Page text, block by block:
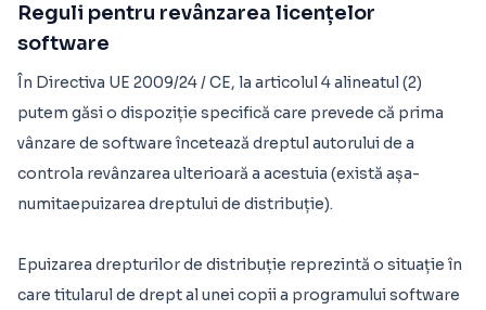
Reguli pentru revânzarea licențelor
software
În Directiva UE 2009/24 / CE, la articolul 4 alineatul (2)
putem găsi o dispoziție specifică care prevede că prima
vânzare de software încetează dreptul autorului de a
controla revânzarea ulterioară a acestuia (există așa-
numitaepuizarea dreptului de distribuție).
Epuizarea drepturilor de distribuție reprezintă o situație în
care titularul de drept al unei copii a programului software